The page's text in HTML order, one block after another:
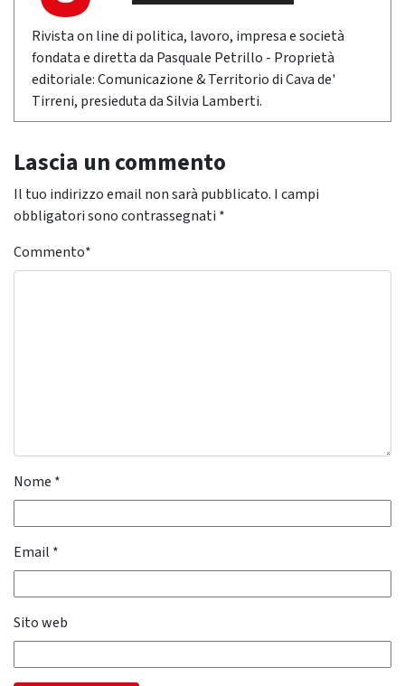
Rivista on line di politica, lavoro, impresa e società
fondata e diretta da Pasquale Petrillo - Proprietà
editoriale: Comunicazione & Territorio di Cava de'
Tirreni, presieduta da Silvia Lamberti.
Lascia un commento
Il tuo indirizzo email non sarà pubblicato. I campi
obbligatori sono contrassegnati *
Commento*
Nome *
Email *
Sito web